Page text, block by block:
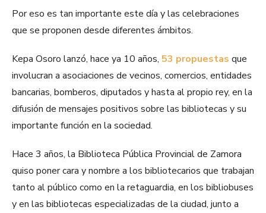
Por eso es tan importante este día y las celebraciones
que se proponen desde diferentes ámbitos.
Kepa Osoro lanzó, hace ya 10 años, 53 propuestas que
involucran a asociaciones de vecinos, comercios, entidades
bancarias, bomberos, diputados y hasta al propio rey, en la
difusión de mensajes positivos sobre las bibliotecas y su
importante función en la sociedad.
Hace 3 años, la Biblioteca Pública Provincial de Zamora
quiso poner cara y nombre a los bibliotecarios que trabajan
tanto al público como en la retaguardia, en los bibliobuses
y en las bibliotecas especializadas de la ciudad, junto a